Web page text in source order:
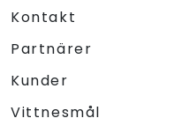
Kontakt
Partnärer
Kunder
Vittnesmål